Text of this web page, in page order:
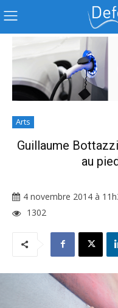
Arts
Guillaume
au
4 novembre 2014 à
1302